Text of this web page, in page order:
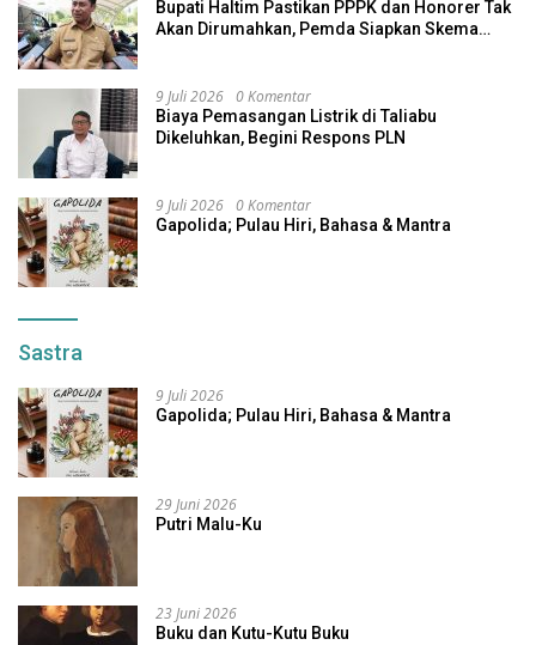
Bupati Haltim Pastikan PPPK dan Honorer Tak
Akan Dirumahkan, Pemda Siapkan Skema
9 Juli 2026 0 Komentar
Biaya Pemasangan Listrik di Taliabu
Dikeluhkan, Begini Respons PLN
9 Juli 2026 0 Komentar
Gapolida; Pulau Hiri, Bahasa & Mantra
Sastra
9 Juli 2026
Gapolida; Pulau Hiri, Bahasa & Mantra
29 Juni 2026
Putri Malu-Ku
23 Juni 2026
Buku dan Kutu-Kutu Buku